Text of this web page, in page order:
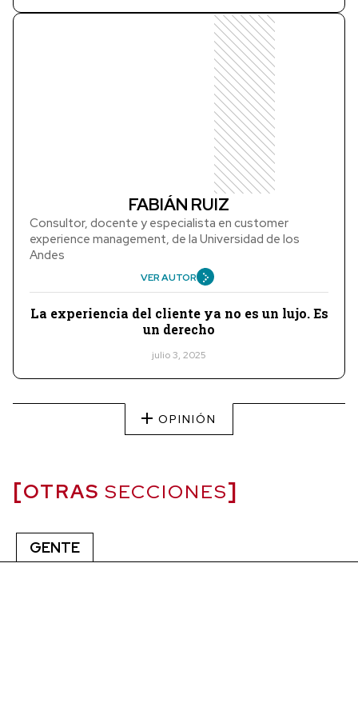
FABIÁN RUIZ
Consultor, docente y especialista en customer
experience management, de la Universidad de los
Andes
VER AUTOR
La experiencia del cliente ya no es un lujo. Es
un derecho
julio 3, 2025
OPINIÓN
OTRAS SECCIONES
GENTE